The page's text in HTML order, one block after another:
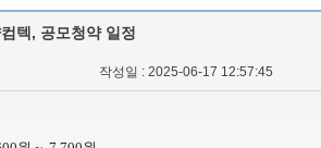
텍, 공모청약 일정
작성일 : 2025-06-17 12:57:45